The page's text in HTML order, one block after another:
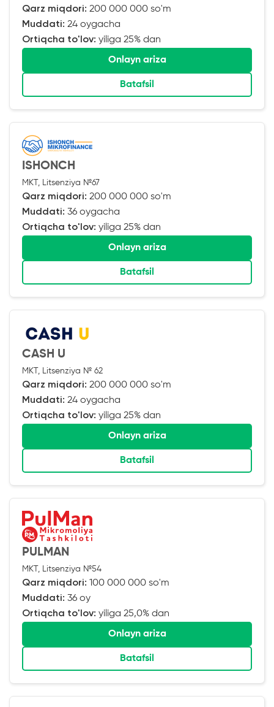
Qarz miqdori: 200 000 000 so'm
Muddati: 24 oygacha
Ortiqcha to'lov: yiliga 25% dan
Onlayn ariza
Batafsil
ISHONCH
MKT, Litsenziya №67
Qarz miqdori: 200 000 000 so'm
Muddati: 36 oygacha
Ortiqcha to'lov: yiliga 25% dan
Onlayn ariza
Batafsil
CASH U
MKT, Litsenziya № 62
Qarz miqdori: 200 000 000 so'm
Muddati: 24 oygacha
Ortiqcha to'lov: yiliga 25% dan
Onlayn ariza
Batafsil
PULMAN
MKT, Litsenziya №54
Qarz miqdori: 100 000 000 so'm
Muddati: 36 oy
Ortiqcha to'lov: yiliga 25,0% dan
Onlayn ariza
Batafsil